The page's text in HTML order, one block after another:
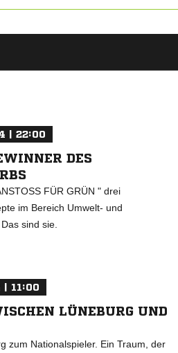
| 22:00
DES
FÜR GRÜN " drei
im Bereich Umwelt- und
sind sie.
| 11:00
LÜNEBURG UND
zum Nationalspieler. Ein Traum, der